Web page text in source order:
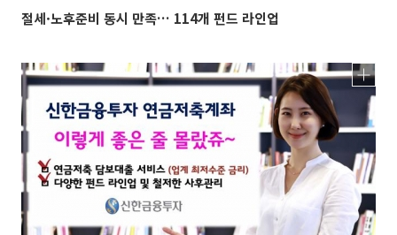
절세·노후준비 동시 만족… 114개 펀드 라인업